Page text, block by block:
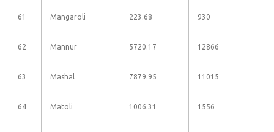
61 Mangaroli 223.68 930
62 Mannur 5720.17 12866
63 Mashal 7879.95 11015
64 Matoli 1006.31 1556